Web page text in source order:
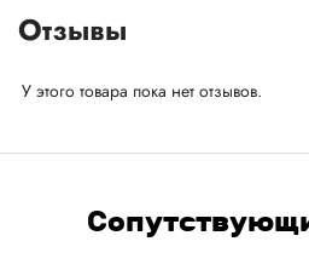
Отзывы
У этого товара пока нет отзывов.